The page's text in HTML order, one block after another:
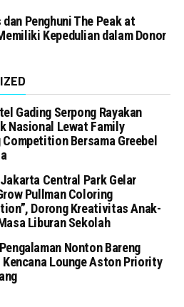
Penghuni The Peak at
Kepedulian dalam Donor
Gading Serpong Rayakan
Nasional Lewat Family
Bersama Greebel
Central Park Gelar
Pullman Coloring
Dorong Kreativitas Anak-
Liburan Sekolah
Nonton Bareng
Lounge Aston Priority